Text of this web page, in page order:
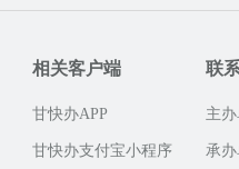
相关客户端
甘快办APP
甘快办支付宝小程序
联
主
承